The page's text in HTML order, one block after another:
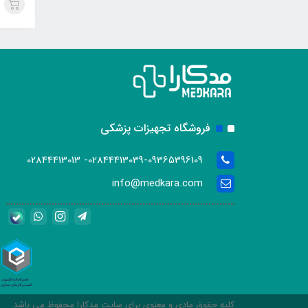
فروشگاه تجهیزات پزشکی
02844413039-09365396109- 02844413013
info@medkara.com
کلیه حقوق مادی و معنوی برای سایت مدکارا محفوظ می باشد.